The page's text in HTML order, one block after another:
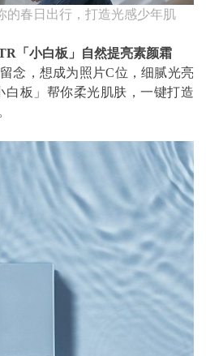
的春日出行，打造光感少年肌
「小白板」自然提亮素颜霜
念，想成为照片C位，细腻光亮
白板」帮你柔光肌肤，一键打造